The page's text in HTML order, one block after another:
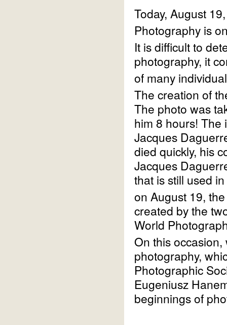
Today, August
Photography is
It is difficult to
photography, it
of many
The creation of
The photo was
him 8 hours! The
Jacques
died quickly, his
Jacques
that is still used
on August 19,
created by the
World
On this
photography,
Photographic
Eugeniusz
beginnings of